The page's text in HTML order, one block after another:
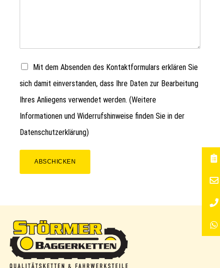
Mit dem Absenden des Kontaktformulars erklären Sie
sich damit einverstanden, dass Ihre Daten zur Bearbeitung
Ihres Anliegens verwendet werden. (Weitere
Informationen und Widerrufshinweise finden Sie in der
Datenschutzerklärung)
ABSCHICKEN